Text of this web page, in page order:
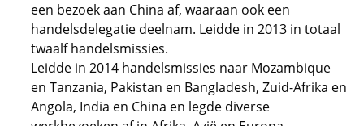
een bezoek aan China af, waaraan ook een
handelsdelegatie deelnam. Leidde in 2013 in totaal
twaalf handelsmissies.
Leidde in 2014 handelsmissies naar Mozambique
en Tanzania, Pakistan en Bangladesh, Zuid-Afrika en
Angola, India en China en legde diverse